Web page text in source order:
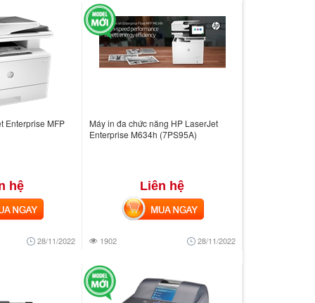
Enterprise MFP
hệ
28/11/2022
Máy in đa chức năng HP LaserJet
Enterprise M634h (7PS95A)
Liên hệ
1902 28/11/2022
MUA NGAY